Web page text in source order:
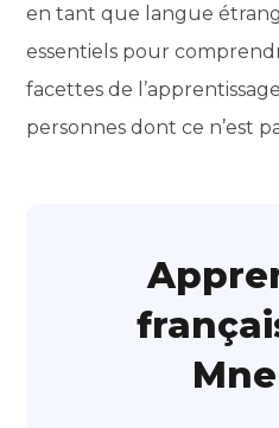
en tant que langue
essentiels pour
facettes de
personnes dont ce n’est